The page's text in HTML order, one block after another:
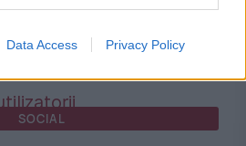
Data Access Privacy Policy
secrete”
SOCIAL